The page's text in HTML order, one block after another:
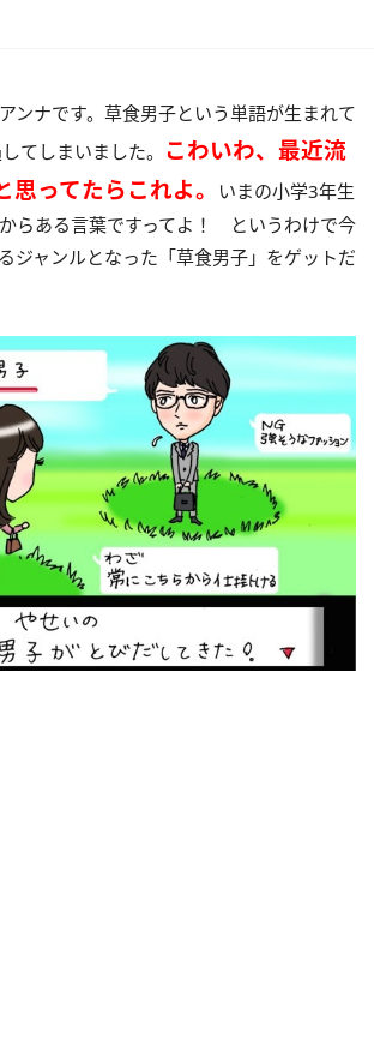
ンナです。草食男子という単語が生まれて
てしまいました。 こわいわ、最近流
ってたらこれよ。
いまの小学3年生
らある言葉ですってよ！ というわけで今
ジャンルとなった「草食男子」をゲットだ